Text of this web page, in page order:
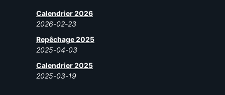
Calendrier 2026
2026-02-23
Repêchage 2025
2025-04-03
Calendrier 2025
2025-03-19